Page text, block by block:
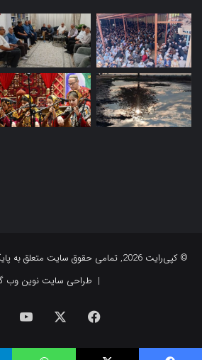
© کپی‌رایت 2026, تمامی حقوق سایت
| طراحی سایت نوین وب
فیس
بوک